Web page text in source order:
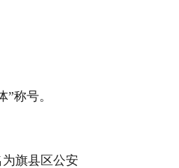
”称号。
旗县区公安